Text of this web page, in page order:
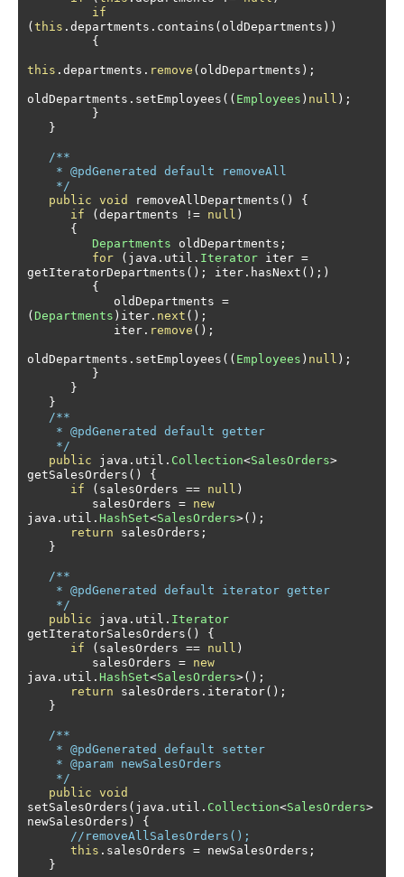
if
( this . departments . contains ( oldDepartments ))
{
this . departments . remove ( oldDepartments );
oldDepartments . setEmployees (( Employees ) null );
}
}
/**
    */
public void removeAllDepartments ()
{
if
( departments != null )
{
Departments oldDepartments ;
for
( java . util . Iterator iter =
getIteratorDepartments (); iter . hasNext ();)
{
            oldDepartments
=
( Departments ) iter . next ();
            iter
. remove ();
oldDepartments . setEmployees (( Employees ) null );
}
}
}
/**
    */
public java . util . Collection<SalesOrders>
getSalesOrders ()
{
if
( salesOrders == null )
         salesOrders
= new
java . util . HashSet<SalesOrders>();
return salesOrders ;
}
/**
    */
public java . util . Iterator
getIteratorSalesOrders ()
{
if
( salesOrders == null )
         salesOrders
= new
java . util . HashSet<SalesOrders>();
return salesOrders . iterator();
}
/**
    */
public void
setSalesOrders ( java . util . Collection<SalesOrders>
newSalesOrders )
{
//removeAllSalesOrders();
this . salesOrders = newSalesOrders ;
}